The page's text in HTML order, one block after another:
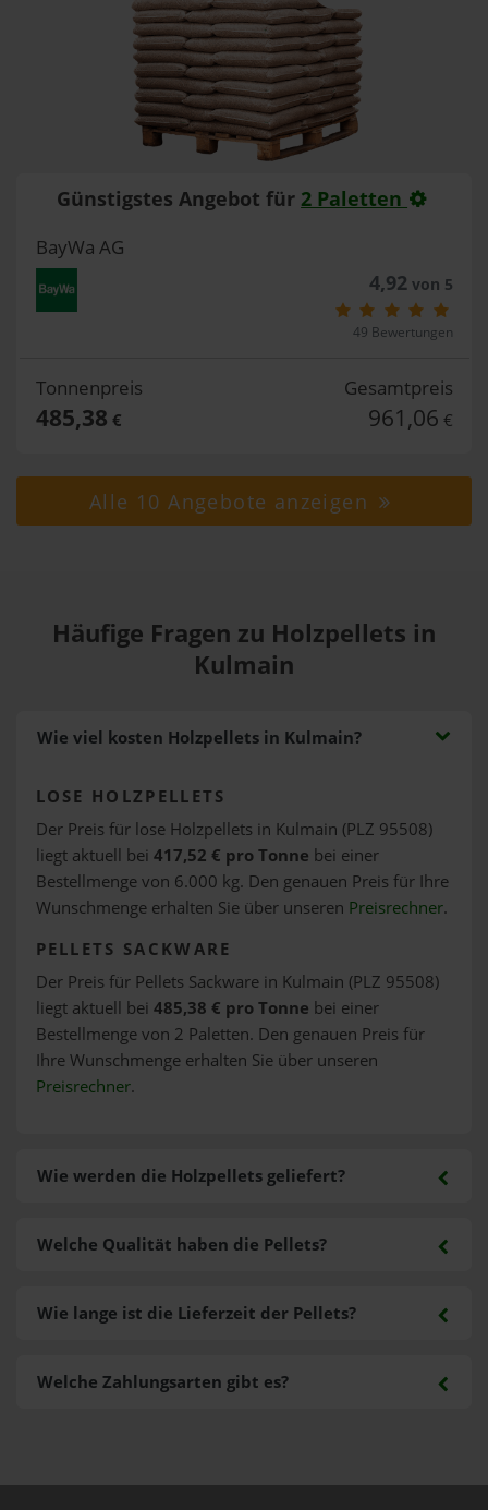
Günstigstes Angebot für 2 Paletten
BayWa AG
4,92von 5
49 Bewertungen
Tonnenpreis
485,38 €
Gesamtpreis
961,06 €
Alle 10 Angebote anzeigen
Häufige Fragen zu Holzpellets in
Kulmain
Wie viel kosten Holzpellets in Kulmain?
LOSE HOLZPELLETS
Der Preis für lose Holzpellets in Kulmain (PLZ 95508)
liegt aktuell bei 417,52 € pro Tonne bei einer
Bestellmenge von 6.000 kg. Den genauen Preis für Ihre
Wunschmenge erhalten Sie über unseren Preisrechner.
PELLETS SACKWARE
Der Preis für Pellets Sackware in Kulmain (PLZ 95508)
liegt aktuell bei 485,38 € pro Tonne bei einer
Bestellmenge von 2 Paletten. Den genauen Preis für
Ihre Wunschmenge erhalten Sie über unseren
Preisrechner.
Wie werden die Holzpellets geliefert?
Welche Zahlungsarten gibt es?
Welche Qualität haben die Pellets?
Wie lange ist die Lieferzeit der Pellets?